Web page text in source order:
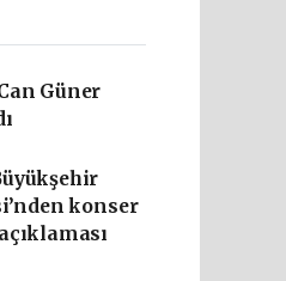
Güner
konser